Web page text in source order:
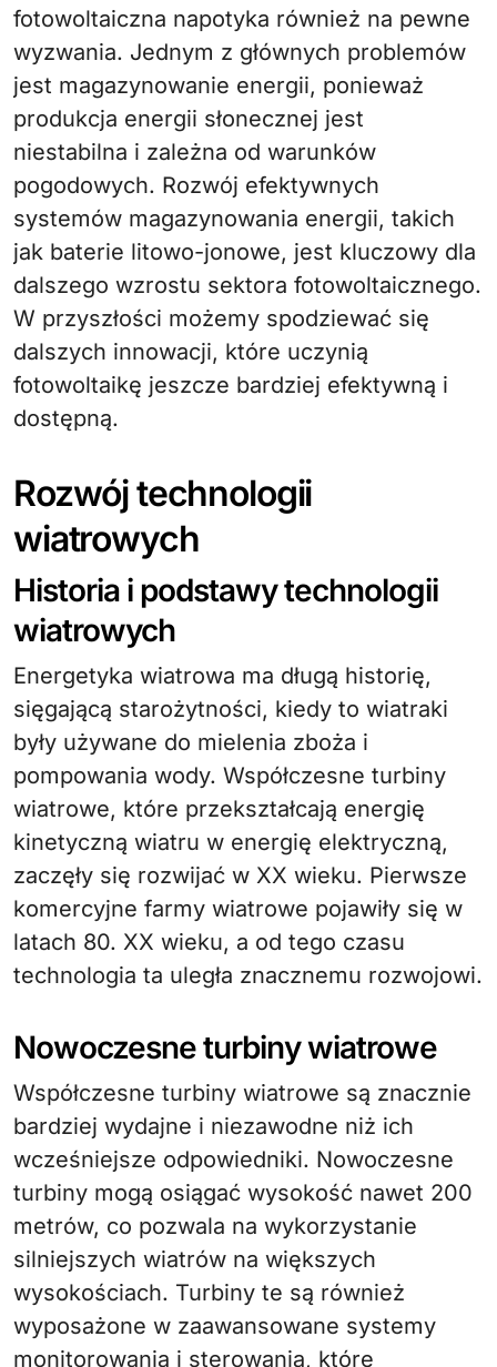
fotowoltaiczna napotyka również na pewne
wyzwania. Jednym z głównych problemów
jest magazynowanie energii, ponieważ
produkcja energii słonecznej jest
niestabilna i zależna od warunków
pogodowych. Rozwój efektywnych
systemów magazynowania energii, takich
jak baterie litowo-jonowe, jest kluczowy dla
dalszego wzrostu sektora fotowoltaicznego.
W przyszłości możemy spodziewać się
dalszych innowacji, które uczynią
fotowoltaikę jeszcze bardziej efektywną i
dostępną.
Rozwój technologii
wiatrowych
Historia i podstawy technologii
wiatrowych
Energetyka wiatrowa ma długą historię,
sięgającą starożytności, kiedy to wiatraki
były używane do mielenia zboża i
pompowania wody. Współczesne turbiny
wiatrowe, które przekształcają energię
kinetyczną wiatru w energię elektryczną,
zaczęły się rozwijać w XX wieku. Pierwsze
komercyjne farmy wiatrowe pojawiły się w
latach 80. XX wieku, a od tego czasu
technologia ta uległa znacznemu rozwojowi.
Nowoczesne turbiny wiatrowe
Współczesne turbiny wiatrowe są znacznie
bardziej wydajne i niezawodne niż ich
wcześniejsze odpowiedniki. Nowoczesne
turbiny mogą osiągać wysokość nawet 200
metrów, co pozwala na wykorzystanie
silniejszych wiatrów na większych
wysokościach. Turbiny te są również
wyposażone w zaawansowane systemy
monitorowania i sterowania, które